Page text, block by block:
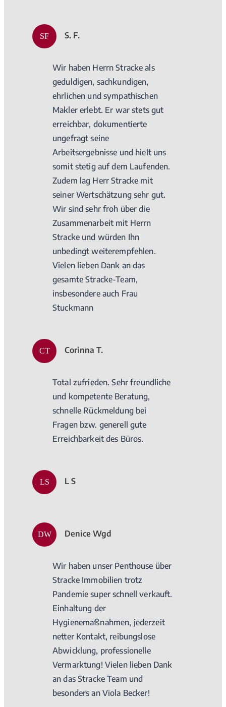
SF S. F.
Wir haben Herrn Stracke als
geduldigen, sachkundigen,
ehrlichen und sympathischen
Makler erlebt. Er war stets gut
erreichbar, dokumentierte
ungefragt seine
Arbeitsergebnisse und hielt uns
somit stetig auf dem Laufenden.
Zudem lag Herr Stracke mit
seiner Wertschätzung sehr gut.
Wir sind sehr froh über die
Zusammenarbeit mit Herrn
Stracke und würden Ihn
unbedingt weiterempfehlen.
Vielen lieben Dank an das
gesamte Stracke-Team,
insbesondere auch Frau
Stuckmann
CT Corinna T.
Total zufrieden. Sehr freundliche
und kompetente Beratung,
schnelle Rückmeldung bei
Fragen bzw. generell gute
Erreichbarkeit des Büros.
LS L S
DW Denice Wgd
Wir haben unser Penthouse über
Stracke Immobilien trotz
Pandemie super schnell verkauft.
Einhaltung der
Hygienemaßnahmen, jederzeit
netter Kontakt, reibungslose
Abwicklung, professionelle
Vermarktung! Vielen lieben Dank
an das Stracke Team und
besonders an Viola Becker!